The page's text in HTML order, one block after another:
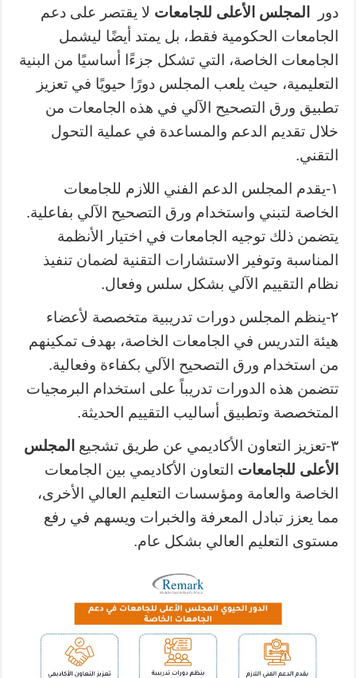
دور المجلس الأعلى للجامعات لا يقتصر على دعم
الجامعات الحكومية فقط، بل يمتد أيضًا ليشمل
الجامعات الخاصة، التي تشكل جزءًا أساسيًا من البنية
التعليمية، حيث يلعب المجلس دورًا حيويًا في تعزيز
تطبيق ورق التصحيح الآلي في هذه الجامعات من
خلال تقديم الدعم والمساعدة في عملية التحول
التقني.
١-يقدم المجلس الدعم الفني اللازم للجامعات
الخاصة لتبني واستخدام ورق التصحيح الآلي بفاعلية.
يتضمن ذلك توجيه الجامعات في اختيار الأنظمة
المناسبة وتوفير الاستشارات التقنية لضمان تنفيذ
نظام التقييم الآلي بشكل سلس وفعال.
٢-ينظم المجلس دورات تدريبية متخصصة لأعضاء
هيئة التدريس في الجامعات الخاصة، بهدف تمكينهم
من استخدام ورق التصحيح الآلي بكفاءة وفعالية.
تتضمن هذه الدورات تدريباً على استخدام البرمجيات
المتخصصة وتطبيق أساليب التقييم الحديثة.
٣-تعزيز
التعاون الأكاديمي عن طريق تشجيع المجلس
الأعلى للجامعات التعاون الأكاديمي بين الجامعات
الخاصة والعامة ومؤسسات التعليم العالي الأخرى،
مما يعزز تبادل المعرفة والخبرات ويسهم في رفع
مستوى التعليم العالي بشكل عام.